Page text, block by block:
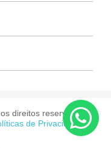
direitos reservados.
de Privacidade